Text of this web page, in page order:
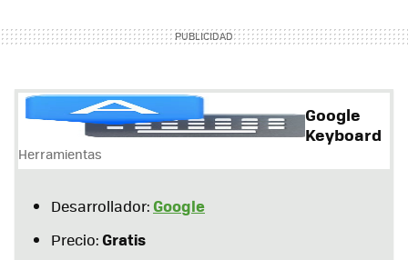
Google
Keyboard
Herramientas
Desarrollador: Google
Precio:Gratis